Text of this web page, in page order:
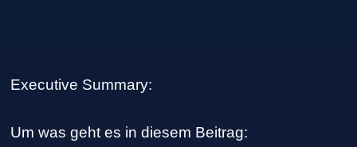
Executive Summary:
Um was geht es in diesem Beitrag: